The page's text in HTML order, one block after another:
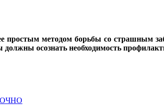
методом борьбы со страшным
осознать необходимость